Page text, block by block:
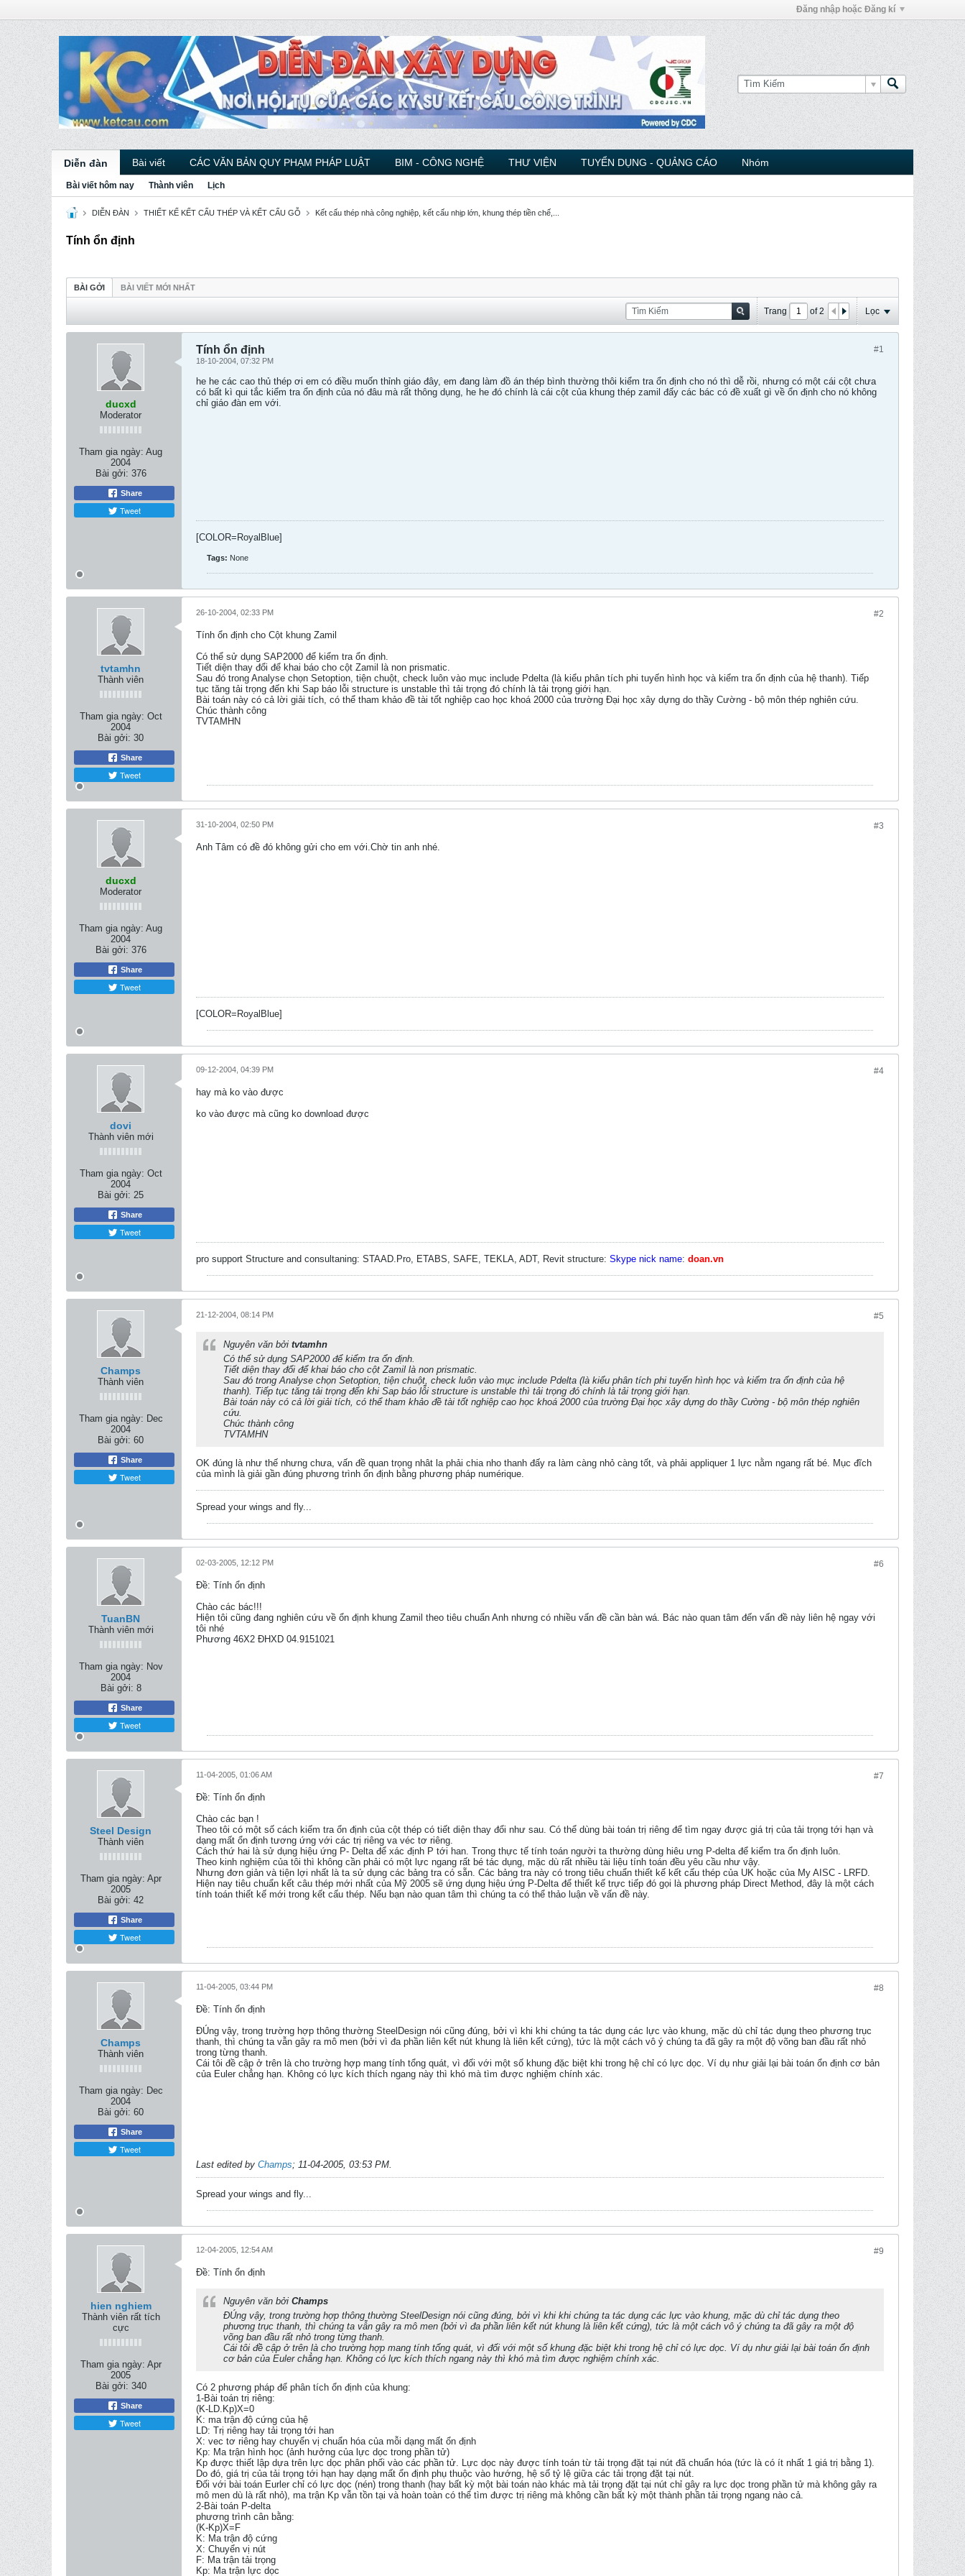
Đăng nhập hoặc Đăng kí
Diễn đàn Bài viết CÁC VĂN BẢN QUY PHẠM PHÁP LUẬT BIM - CÔNG NGHỆ THƯ VIỆN TUYỂN DỤNG - QUẢNG CÁO Nhóm
Bài viết hôm nay Thành viên Lịch
DIỄN ĐÀN THIẾT KẾ KẾT CẤU THÉP VÀ KẾT CẤU GỖ Kết cấu thép nhà công nghiệp, kết cấu nhịp lớn, khung thép tiền chế,...
Tính ổn định
BÀI GỞI BÀI VIẾT MỚI NHẤT
Trang of2 Lọc
ducxd
Moderator
Tham gia ngày: Aug
2004
Bài gởi: 376
Share
Tweet
#1
Tính ổn định
18-10-2004, 07:32 PM
he he các cao thủ thép ơi em có điều muốn thỉnh giáo đây, em đang làm đồ án thép bình thường thôi kiểm tra ổn định cho nó thì dễ rồi, nhưng có một cái cột chưa
có bất kì qui tắc kiểm tra ổn định của nó đâu mà rất thông dụng, he he đó chính là cái cột của khung thép zamil đấy các bác có đề xuất gì về ổn định cho nó không
chỉ giáo đàn em với.
[COLOR=RoyalBlue]
Tags: None
tvtamhn
Thành viên
Tham gia ngày: Oct
2004
Bài gởi: 30
Share
Tweet
#2
26-10-2004, 02:33 PM
Tính ổn định cho Cột khung Zamil
Có thể sử dụng SAP2000 để kiểm tra ổn định.
Tiết diện thay đổi để khai báo cho cột Zamil là non prismatic.
Sau đó trong Analyse chọn Setoption, tiện chuột, check luôn vào mục include Pdelta (là kiểu phân tích phi tuyến hình học và kiểm tra ổn định của hệ thanh). Tiếp
tục tăng tải trọng đến khi Sap báo lỗi structure is unstable thì tải trọng đó chính là tải trọng giới hạn.
Bài toán này có cả lời giải tích, có thể tham khảo đề tài tốt nghiệp cao học khoá 2000 của trường Đại học xây dựng do thầy Cường - bộ môn thép nghiên cứu.
Chúc thành công
TVTAMHN
ducxd
Moderator
Tham gia ngày: Aug
2004
Bài gởi: 376
Share
Tweet
#3
31-10-2004, 02:50 PM
Anh Tâm có đề đó không gửi cho em với.Chờ tin anh nhé.
[COLOR=RoyalBlue]
dovi
Thành viên mới
Tham gia ngày: Oct
2004
Bài gởi: 25
Share
Tweet
#4
09-12-2004, 04:39 PM
hay mà ko vào được
ko vào được mà cũng ko download được
pro support Structure and consultaning: STAAD.Pro, ETABS, SAFE, TEKLA, ADT, Revit structure: Skype nick name: doan.vn
Champs
Thành viên
Tham gia ngày: Dec
2004
Bài gởi: 60
Share
Tweet
#5
21-12-2004, 08:14 PM
Nguyên văn bởi tvtamhn
Có thể sử dụng SAP2000 để kiểm tra ổn định.
Tiết diện thay đổi để khai báo cho cột Zamil là non prismatic.
Sau đó trong Analyse chọn Setoption, tiện chuột, check luôn vào mục include Pdelta (là kiểu phân tích phi tuyến hình học và kiểm tra ổn định của hệ
thanh). Tiếp tục tăng tải trọng đến khi Sap báo lỗi structure is unstable thì tải trọng đó chính là tải trọng giới hạn.
Bài toán này có cả lời giải tích, có thể tham khảo đề tài tốt nghiệp cao học khoá 2000 của trường Đại học xây dựng do thầy Cường - bộ môn thép nghiên
cứu.
Chúc thành công
TVTAMHN
OK đúng là như thế nhưng chưa, vấn đề quan trọng nhât la phải chia nho thanh đấy ra làm càng nhỏ càng tốt, và phải appliquer 1 lực nằm ngang rất bé. Mục đĩch
của mình là giải gần đúng phương trình ổn định bằng phương pháp numérique.
Spread your wings and fly...
TuanBN
Thành viên mới
Tham gia ngày: Nov
2004
Bài gởi: 8
Share
Tweet
#6
02-03-2005, 12:12 PM
Ðề: Tính ổn định
Chào các bác!!!
Hiện tôi cũng đang nghiên cứu về ổn định khung Zamil theo tiêu chuẩn Anh nhưng có nhiều vấn đề cần bàn wá. Bác nào quan tâm đến vấn đề này liên hệ ngay với
tôi nhé
Phương 46X2 ĐHXD 04.9151021
Steel Design
Thành viên
Tham gia ngày: Apr
2005
Bài gởi: 42
Share
Tweet
#7
11-04-2005, 01:06 AM
Ðề: Tính ổn định
Chào các bạn !
Theo tôi có một số cách kiếm tra ổn định của cột thép có tiết diện thay đổi như sau. Có thể dùng bài toán trị riêng để tìm ngay được giá trị của tải trọng tới hạn và
dạng mất ổn định tương ứng với các trị riêng va véc tơ riêng.
Cách thứ hai là sử dụng hiệu ứng P- Delta để xác định P tới han. Trong thực tế tính toán người ta thường dùng hiêu ưng P-delta để kiểm tra ổn định luôn.
Theo kinh nghiệm của tôi thì không cần phải có một lực ngang rất bé tác dụng, mặc dù rất nhiều tài liệu tính toán đều yêu cầu như vậy.
Nhưng đơn giản và tiện lợi nhất là ta sử dụng các bảng tra có sẵn. Các bảng tra này có trong tiêu chuẩn thiết kế kết cấu thép của UK hoặc của My AISC - LRFD.
Hiện nay tiêu chuẩn kết câu thép mới nhất của Mỹ 2005 sẽ ứng dụng hiệu ứng P-Delta để thiết kế trực tiếp đó gọi là phương pháp Direct Method, đây là một cách
tính toán thiết kế mới trong kết cấu thép. Nếu bạn nào quan tâm thì chúng ta có thể thảo luận về vấn đề này.
Champs
Thành viên
Tham gia ngày: Dec
2004
Bài gởi: 60
Share
Tweet
#8
11-04-2005, 03:44 PM
Ðề: Tính ổn định
ĐÚng vậy, trong trường hợp thông thường SteelDesign nói cũng đúng, bởi vì khi khi chúng ta tác dụng các lực vào khung, mặc dù chỉ tác dụng theo phương trục
thanh, thì chúng ta vẫn gây ra mô men (bởi vì đa phần liên kết nút khung là liên kết cứng), tức là một cách vô ý chúng ta đã gây ra một độ võng ban đầu rất nhỏ
trong từng thanh.
Cái tôi đề cập ở trên là cho trường hợp mang tính tổng quát, vì đối với một số khung đặc biệt khi trong hệ chỉ có lực dọc. Ví dụ như giải lại bài toán ổn định cơ bản
của Euler chẳng hạn. Không có lực kích thích ngang này thì khó mà tìm được nghiệm chính xác.
Last edited by Champs; 11-04-2005, 03:53 PM.
Spread your wings and fly...
hien nghiem
Thành viên rất tích
cực
Tham gia ngày: Apr
2005
Bài gởi: 340
Share
Tweet
#9
12-04-2005, 12:54 AM
Ðề: Tính ổn định
Nguyên văn bởi Champs
ĐÚng vậy, trong trường hợp thông thường SteelDesign nói cũng đúng, bởi vì khi khi chúng ta tác dụng các lực vào khung, mặc dù chỉ tác dụng theo
phương trục thanh, thì chúng ta vẫn gây ra mô men (bởi vì đa phần liên kết nút khung là liên kết cứng), tức là một cách vô ý chúng ta đã gây ra một độ
võng ban đầu rất nhỏ trong từng thanh.
Cái tôi đề cập ở trên là cho trường hợp mang tính tổng quát, vì đối với một số khung đặc biệt khi trong hệ chỉ có lực dọc. Ví dụ như giải lại bài toán ổn định
cơ bản của Euler chẳng hạn. Không có lực kích thích ngang này thì khó mà tìm được nghiệm chính xác.
Có 2 phương pháp để phân tích ổn định của khung:
1-Bài toán trị riêng:
(K-LD.Kp)X=0
K: ma trận độ cứng của hệ
LD: Trị riêng hay tải trọng tới han
X: vec tơ riêng hay chuyển vị chuẩn hóa của mỗi dạng mất ổn định
Kp: Ma trận hình học (ảnh hưởng của lực dọc trong phần tử)
Kp được thiết lập dựa trên lực dọc phân phối vào các phần tử. Lực dọc này được tính toán từ tải trọng đặt tại nút đã chuẩn hóa (tức là có ít nhất 1 giá trị bằng 1).
Do đó, giá trị của tải trọng tới hạn hay dạng mất ổn định phụ thuộc vào hướng, hệ số tỷ lệ giữa các tải trọng đặt tại nút.
Đối với bài toán Eurler chỉ có lực dọc (nén) trong thanh (hay bất kỳ một bài toán nào khác mà tải trọng đặt tại nút chỉ gây ra lực dọc trong phần tử mà không gây ra
mô men dù là rất nhỏ), ma trận Kp vẫn tồn tại và hoàn toàn có thể tìm được trị riêng mà không cần bất kỳ một thành phần tải trọng ngang nào cả.
2-Bài toán P-delta
phương trình cân bằng:
(K-Kp)X=F
K: Ma trận độ cứng
X: Chuyển vị nút
F: Ma trận tải trọng
Kp: Ma trận lực dọc